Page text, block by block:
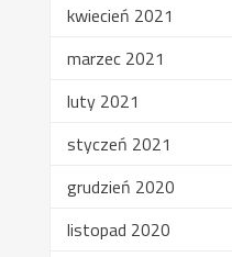
kwiecień 2021
marzec 2021
luty 2021
styczeń 2021
grudzień 2020
listopad 2020